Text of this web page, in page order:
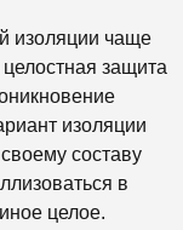
изоляции чаще
защита
изоляции
составу
в
целое.